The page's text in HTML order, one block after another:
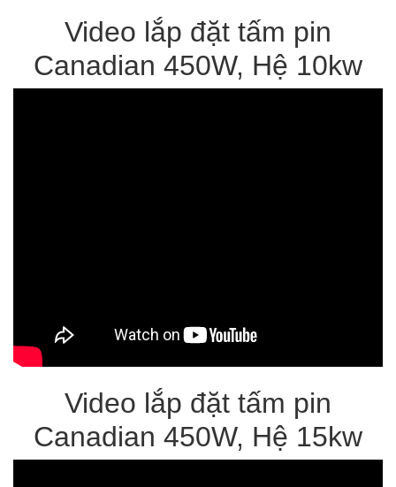
Video lắp đặt tấm pin
Canadian 450W, Hệ 10kw
Video lắp đặt tấm pin
Canadian 450W, Hệ 15kw